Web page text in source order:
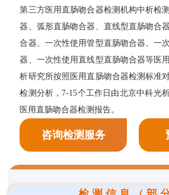
第三方医用直肠吻合器检测机构中析检
器、弧形直肠吻合器、直线型直肠吻合
合器、一次性使用管型直肠吻合器、一
器、一次性使用直线型直肠吻合器等医
析研究所按照医用直肠吻合器检测标准
检测分析，7-15个工作日由北京中科光
医用直肠吻合器检测报告。
咨询检测服务